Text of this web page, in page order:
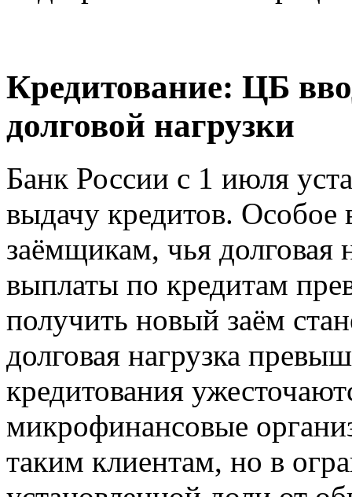
Кредитование: ЦБ
долговой нагрузки
Банк России с 1 июля
выдачу кредитов. Особое
заёмщикам, чья долговая
выплаты по кредитам
получить новый заём
долговая нагрузка
кредитования
микрофинансовые
таким клиентам, но в